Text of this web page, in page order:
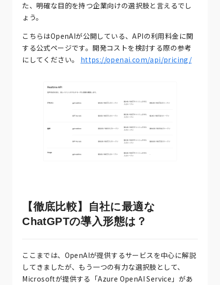
た、明確な目的を持つ企業向けの選択肢と言えるでし
ょう。
こちらはOpenAIが公開している、APIの利用料金に関
する公式ページです。開発コストを検討する際の参考
にしてください。 https://openai.com/api/pricing/
【徹底比較】自社に最適な
ChatGPTの導入形態は？
ここまでは、OpenAIが提供するサービスを中心に解説
してきましたが、もう一つの有力な選択肢として、
Microsoftが提供する「Azure OpenAI Service」があ